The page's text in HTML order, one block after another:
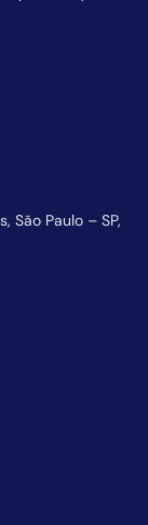
São Paulo – SP,